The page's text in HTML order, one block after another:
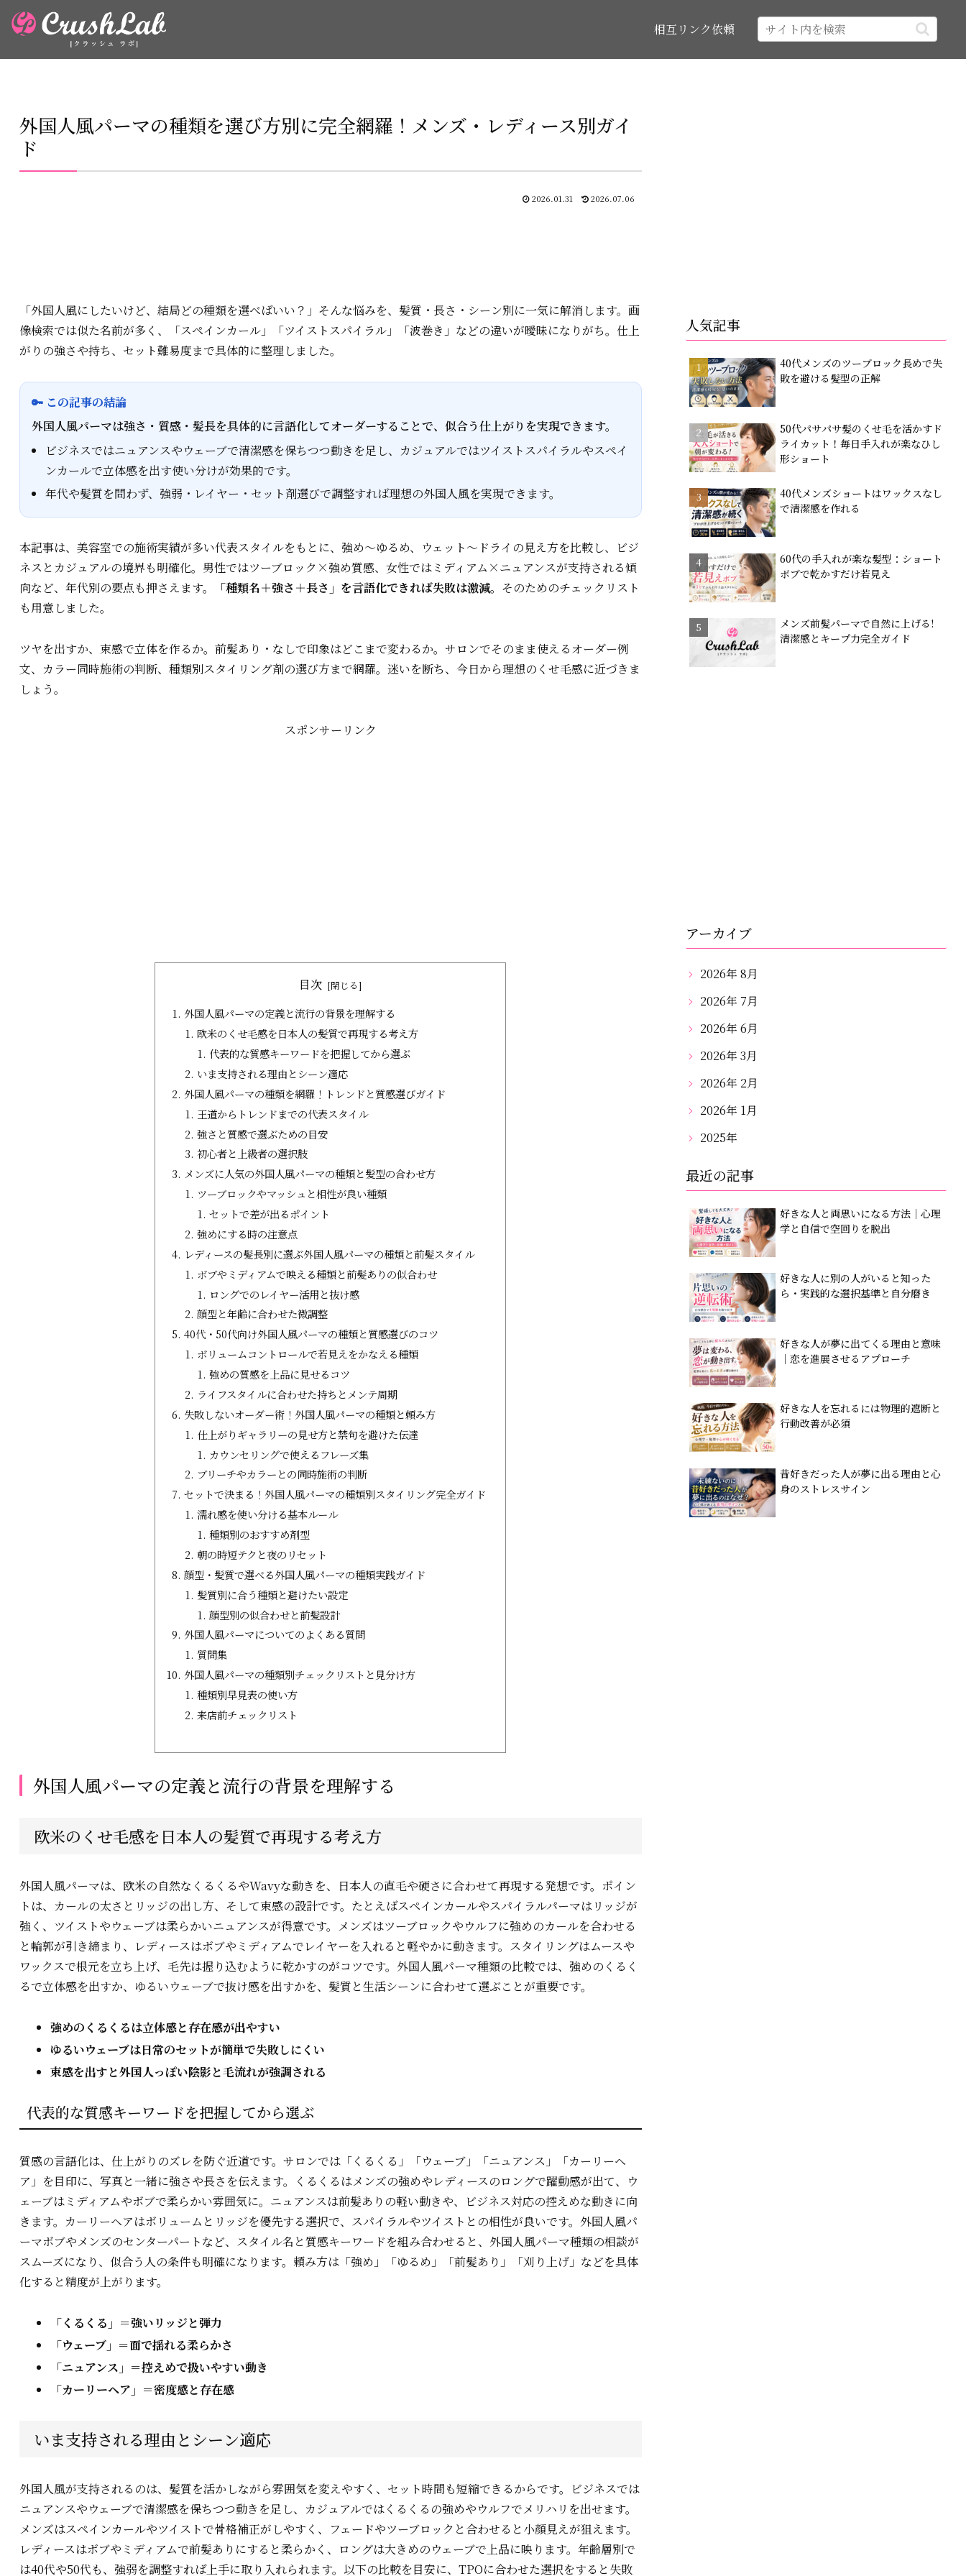
相互リンク依頼
外国人風パーマの種類を選び方別に完全網羅！メンズ・レディース別ガイ
ド
2026.01.31 2026.07.06
「外国人風にしたいけど、結局どの種類を選べばいい？」――そんな悩みを、髪質・長さ・シーン別に一気に解消します。画
像検索では似た名前が多く、「スペインカール」「ツイストスパイラル」「波巻き」などの違いが曖昧になりがち。仕上
がりの強さや持ち、セット難易度まで具体的に整理しました。
🔑 この記事の結論
外国人風パーマは強さ・質感・髪長を具体的に言語化してオーダーすることで、似合う仕上がりを実現できます。
ビジネスではニュアンスやウェーブで清潔感を保ちつつ動きを足し、カジュアルではツイストスパイラルやスペイ
ンカールで立体感を出す使い分けが効果的です。
年代や髪質を問わず、強弱・レイヤー・セット剤選びで調整すれば理想の外国人風を実現できます。
本記事は、美容室での施術実績が多い代表スタイルをもとに、強め〜ゆるめ、ウェット〜ドライの見え方を比較し、ビジ
ネスとカジュアルの境界も明確化。男性ではツーブロック×強め質感、女性ではミディアム×ニュアンスが支持される傾
向など、年代別の要点も押さえます。
「種類名＋強さ＋長さ」を言語化できれば失敗は激減。そのためのチェックリスト
も用意しました。
ツヤを出すか、束感で立体を作るか。前髪あり・なしで印象はどこまで変わるか。サロンでそのまま使えるオーダー例
文、カラー同時施術の判断、種類別スタイリング剤の選び方まで網羅。迷いを断ち、今日から理想のくせ毛感に近づきま
しょう。
スポンサーリンク
目次
外国人風パーマの定義と流行の背景を理解する
欧米のくせ毛感を日本人の髪質で再現する考え方
代表的な質感キーワードを把握してから選ぶ
いま支持される理由とシーン適応
外国人風パーマの種類を網羅！トレンドと質感選びガイド
王道からトレンドまでの代表スタイル
強さと質感で選ぶための目安
初心者と上級者の選択肢
メンズに人気の外国人風パーマの種類と髪型の合わせ方
ツーブロックやマッシュと相性が良い種類
セットで差が出るポイント
強めにする時の注意点
レディースの髪長別に選ぶ外国人風パーマの種類と前髪スタイル
ボブやミディアムで映える種類と前髪ありの似合わせ
ロングでのレイヤー活用と抜け感
顔型と年齢に合わせた微調整
40代・50代向け外国人風パーマの種類と質感選びのコツ
ボリュームコントロールで若見えをかなえる種類
強めの質感を上品に見せるコツ
ライフスタイルに合わせた持ちとメンテ周期
失敗しないオーダー術！外国人風パーマの種類と頼み方
仕上がりギャラリーの見せ方と禁句を避けた伝達
カウンセリングで使えるフレーズ集
ブリーチやカラーとの同時施術の判断
セットで決まる！外国人風パーマの種類別スタイリング完全ガイド
濡れ感を使い分ける基本ルール
種類別のおすすめ剤型
朝の時短テクと夜のリセット
顔型・髪質で選べる外国人風パーマの種類実践ガイド
髪質別に合う種類と避けたい設定
顔型別の似合わせと前髪設計
外国人風パーマについてのよくある質問
質問集
外国人風パーマの種類別チェックリストと見分け方
種類別早見表の使い方
来店前チェックリスト
外国人風パーマの定義と流行の背景を理解する
欧米のくせ毛感を日本人の髪質で再現する考え方
外国人風パーマは、欧米の自然なくるくるやWavyな動きを、日本人の直毛や硬さに合わせて再現する発想です。ポイン
トは、カールの太さとリッジの出し方、そして束感の設計です。たとえばスペインカールやスパイラルパーマはリッジが
強く、ツイストやウェーブは柔らかいニュアンスが得意です。メンズはツーブロックやウルフに強めのカールを合わせる
と輪郭が引き締まり、レディースはボブやミディアムでレイヤーを入れると軽やかに動きます。スタイリングはムースや
ワックスで根元を立ち上げ、毛先は握り込むように乾かすのがコツです。外国人風パーマ種類の比較では、強めのくるく
るで立体感を出すか、ゆるいウェーブで抜け感を出すかを、髪質と生活シーンに合わせて選ぶことが重要です。
強めのくるくるは立体感と存在感が出やすい
ゆるいウェーブは日常のセットが簡単で失敗しにくい
束感を出すと外国人っぽい陰影と毛流れが強調される
代表的な質感キーワードを把握してから選ぶ
質感の言語化は、仕上がりのズレを防ぐ近道です。サロンでは「くるくる」「ウェーブ」「ニュアンス」「カーリーヘ
ア」を目印に、写真と一緒に強さや長さを伝えます。くるくるはメンズの強めやレディースのロングで躍動感が出て、ウ
ェーブはミディアムやボブで柔らかい雰囲気に。ニュアンスは前髪ありの軽い動きや、ビジネス対応の控えめな動きに向
きます。カーリーヘアはボリュームとリッジを優先する選択で、スパイラルやツイストとの相性が良いです。外国人風パ
ーマボブやメンズのセンターパートなど、スタイル名と質感キーワードを組み合わせると、外国人風パーマ種類の相談が
スムーズになり、似合う人の条件も明確になります。頼み方は「強め」「ゆるめ」「前髪あり」「刈り上げ」などを具体
化すると精度が上がります。
「くるくる」＝強いリッジと弾力
「ウェーブ」＝面で揺れる柔らかさ
「ニュアンス」＝控えめで扱いやすい動き
「カーリーヘア」＝密度感と存在感
いま支持される理由とシーン適応
外国人風が支持されるのは、髪質を活かしながら雰囲気を変えやすく、セット時間も短縮できるからです。ビジネスでは
ニュアンスやウェーブで清潔感を保ちつつ動きを足し、カジュアルではくるくるの強めやウルフでメリハリを出せます。
メンズはスペインカールやツイストで骨格補正がしやすく、フェードやツーブロックと合わせると小顔見えが狙えます。
レディースはボブやミディアムで前髪ありにすると柔らかく、ロングは大きめのウェーブで上品に映ります。年齢層別で
は40代や50代も、強弱を調整すれば上手に取り入れられます。以下の比較を目安に、TPOに合わせた選択をすると失敗
人気記事
40代メンズのツーブロック長めで失
敗を避ける髪型の正解
50代パサパサ髪のくせ毛を活かすド
ライカット！毎日手入れが楽なひし
形ショート
40代メンズショートはワックスなし
で清潔感を作れる
60代の手入れが楽な髪型：ショート
ボブで乾かすだけ若見え
メンズ前髪パーマで自然に上げる!
清潔感とキープ力完全ガイド
アーカイブ
2026年 8月
2026年 7月
2026年 6月
2026年 3月
2026年 2月
2026年 1月
2025年
最近の記事
好きな人と両思いになる方法｜心理
学と自信で空回りを脱出
好きな人に別の人がいると知った
ら・実践的な選択基準と自分磨き
好きな人が夢に出てくる理由と意味
｜恋を進展させるアプローチ
好きな人を忘れるには物理的遮断と
行動改善が必須
昔好きだった人が夢に出る理由と心
身のストレスサイン